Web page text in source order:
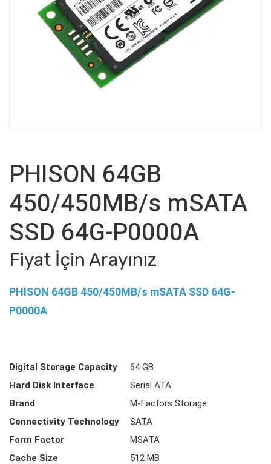
PHISON 64GB
450/450MB/s mSATA
SSD 64G-P0000A
Fiyat İçin Arayınız
PHISON 64GB 450/450MB/s mSATA SSD 64G-
P0000A
Digital Storage Capacity
64 GB
Hard Disk Interface
Serial ATA
Brand
M-Factors Storage
Connectivity Technology
SATA
Form Factor
MSATA
Cache Size
512 MB